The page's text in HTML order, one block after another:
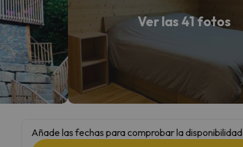
Ver las 41 fotos
Añade las fechas para comprobar la disponibilidad